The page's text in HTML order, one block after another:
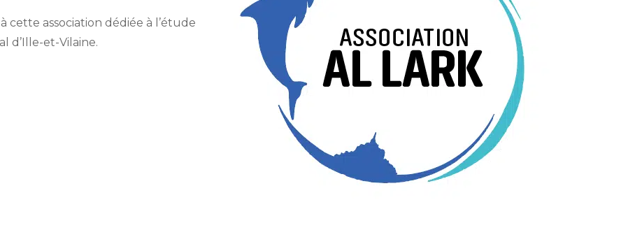
cette association dédiée à l’étude
d’Ille-et-Vilaine.